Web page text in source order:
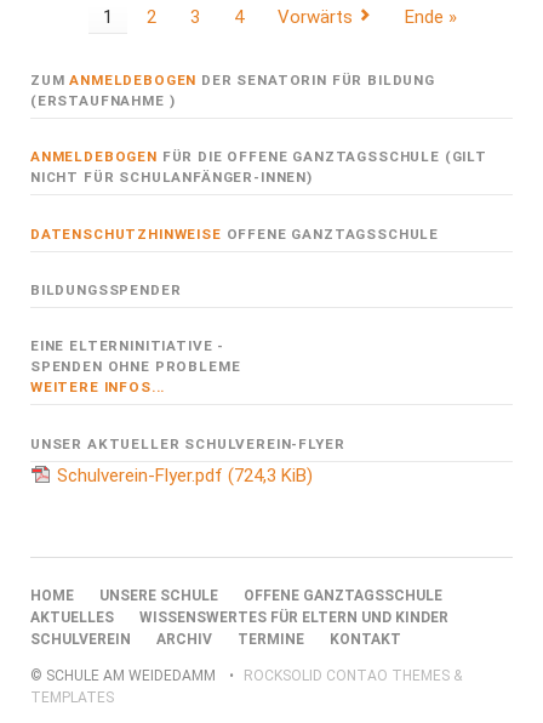
1 2 3 4 Vorwärts Ende »
ZUMANMELDEBOGEN DER SENATORIN FÜR BILDUNG
(ERSTAUFNAHME )
ANMELDEBOGEN FÜR DIE OFFENE GANZTAGSSCHULE (GILT
NICHT FÜR SCHULANFÄNGER-INNEN)
DATENSCHUTZHINWEISE OFFENE GANZTAGSSCHULE
BILDUNGSSPENDER
EINE ELTERNINITIATIVE -
SPENDEN OHNE PROBLEME
WEITERE INFOS...
UNSER AKTUELLER SCHULVEREIN-FLYER
Schulverein-Flyer.pdf (724,3 KiB)
NAVIGATION
ÜBERSPRINGEN
HOME UNSERE SCHULE
OFFENE GANZTAGSSCHULE
AKTUELLES
WISSENSWERTES FÜR ELTERN UND KINDER
SCHULVEREIN
ARCHIV TERMINE KONTAKT
© SCHULE AM WEIDEDAMM
ROCKSOLID CONTAO THEMES &
TEMPLATES